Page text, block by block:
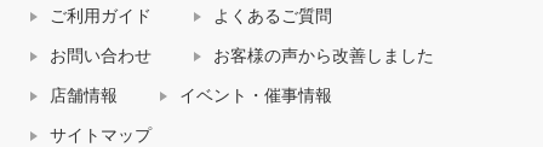
ご利用ガイド よくあるご質問
お問い合わせ お客様の声から改善しました
店舗情報 イベント・催事情報
サイトマップ